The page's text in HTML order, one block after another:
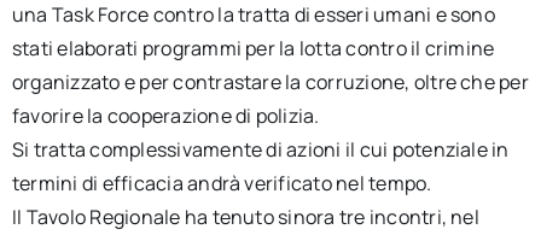
una Task Force contro la tratta di esseri umani e sono
stati elaborati programmi per la lotta contro il crimine
organizzato e per contrastare la corruzione, oltre che per
favorire la cooperazione di polizia.
Si tratta complessivamente di azioni il cui potenziale in
termini di efficacia andrà verificato nel tempo.
Il Tavolo Regionale ha tenuto sinora tre incontri, nel